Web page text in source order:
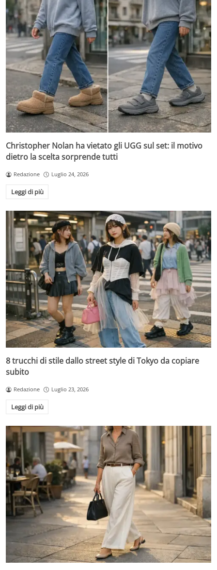
Christopher Nolan ha vietato gli UGG sul set: il motivo
dietro la scelta sorprende tutti
Redazione Luglio 24, 2026
Leggi di più
8 trucchi di stile dallo street style di Tokyo da copiare
subito
Redazione Luglio 23, 2026
Leggi di più